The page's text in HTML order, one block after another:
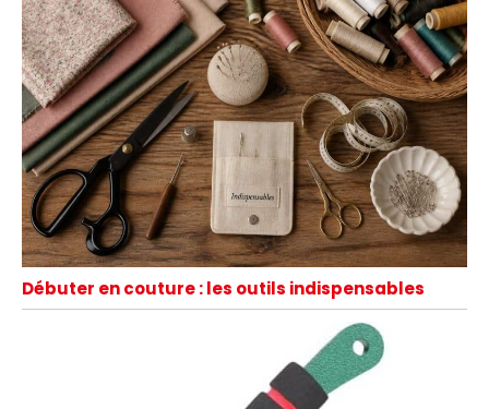
Débuter en couture : les outils indispensables